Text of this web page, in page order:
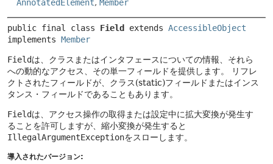
AnnotatedElement, Member
public final class Field extends AccessibleObject
implements Member
Fieldは、クラスまたはインタフェースについての情報、それら
への動的なアクセス、その単一フィールドを提供します。
リフレ
クトされたフィールドが、クラス(static)フィールドまたはインス
タンス・フィールドであることもあります。
Fieldは、アクセス操作の取得または設定中に拡大変換が発生す
ることを許可しますが、縮小変換が発生すると
IllegalArgumentExceptionをスローします。
導入されたバージョン: